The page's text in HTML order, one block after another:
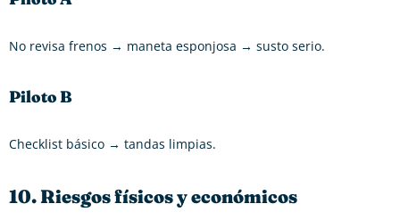
No revisa frenos → maneta esponjosa → susto serio.
Piloto B
Checklist básico → tandas limpias.
10. Riesgos físicos y económicos